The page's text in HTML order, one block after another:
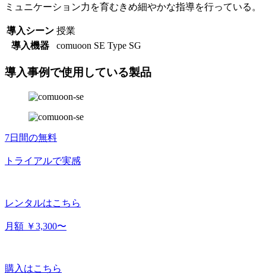
ミュニケーション力を育むきめ細やかな指導を行っている。
導入シーン 授業
導入機器
comuoon SE Type SG
導入事例で使用している製品
7日間の無料
トライアルで実感
レンタルはこちら
月額 ￥3,300〜
購入はこちら